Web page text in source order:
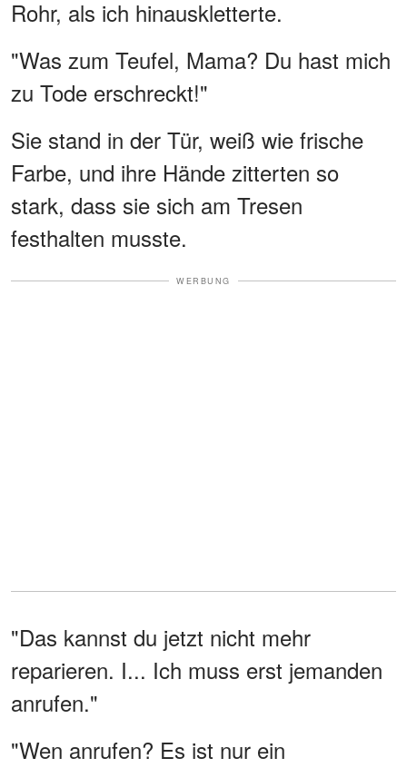
Rohr, als ich hinauskletterte.
"Was zum Teufel, Mama? Du hast mich
zu Tode erschreckt!"
Sie stand in der Tür, weiß wie frische
Farbe, und ihre Hände zitterten so
stark, dass sie sich am Tresen
festhalten musste.
WERBUNG
"Das kannst du jetzt nicht mehr
reparieren. I... Ich muss erst jemanden
anrufen."
"Wen anrufen? Es ist nur ein